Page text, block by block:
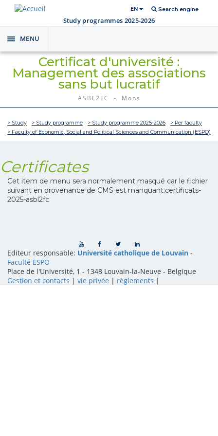
EN Search engine
Study programmes 2025-2026
Toggle
navigation
MENU
Certificat d'université :
Management des associations
sans but lucratif
ASBL2FC - Mons
> Study > Study programme > Study programme 2025-2026
> Per faculty
> Faculty of Economic, Social and Political Sciences and Communication (ESPO)
Certificates
Cet item de menu sera normalement masqué car le fichier
suivant en provenance de CMS est manquant:certificats-
2025-asbl2fc
Editeur responsable: Université catholique de Louvain -
Faculté ESPO
Place de l'Université, 1 - 1348 Louvain-la-Neuve - Belgique
Gestion et contacts | vie privée | règlements |